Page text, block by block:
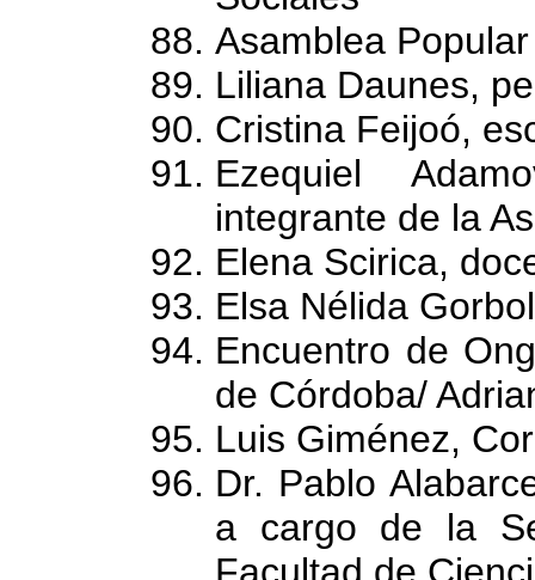
Asamblea
Liliana Daunes,
Cristina Feijoó,
Ezequiel
integrante de la
Elena Scirica,
Elsa Nélida
Encuentro de
de Córdoba/
Luis Giménez,
Dr. Pablo
a cargo de la